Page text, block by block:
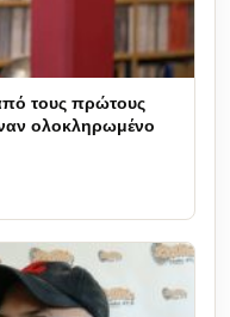
τους πρώτους
ολοκληρωμένο